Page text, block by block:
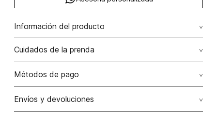
Información del producto
Cardigan tejido con amarres
Cuidados de la prenda
Lavado profesional en seco. evite el roce de la prenda
No lavar
Métodos de pago
Tarjetas de crédito: Visa, Dinners, Master Card y American
Envíos y devoluciones